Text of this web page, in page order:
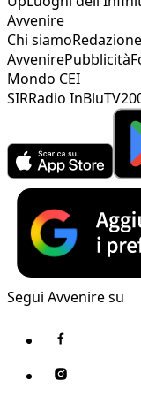
Avvenire
Chi siamoRedazione
AvvenirePubblicità
Mondo CEI
SIRRadio InBlu
Segui Avvenire su